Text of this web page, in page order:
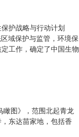
护战略与行动计划
域保护与监管，环境保
工作，确定了中国生物
图》，范围北起青龙
东达苗家地，包括香